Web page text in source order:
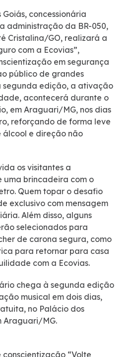
Goiás, concessionária
administração da BR-050,
Cristalina/GO, realizará a
com a Ecovias”,
em segurança
público de grandes
segunda edição, a ativação
acontecerá durante o
em Araguari/MG, nos dias
reforçando de forma leve
álcool e direção não
os visitantes a
uma brincadeira com o
Quem topar o desafio
exclusivo com mensagem
Além disso, alguns
selecionados para
de carona segura, como
para retornar para casa
com a Ecovias.
chega à segunda edição
musical em dois dias,
no Palácio dos
Araguari/MG.
conscientização “Volte